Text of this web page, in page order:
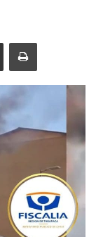
Enviar vía email Imprimir